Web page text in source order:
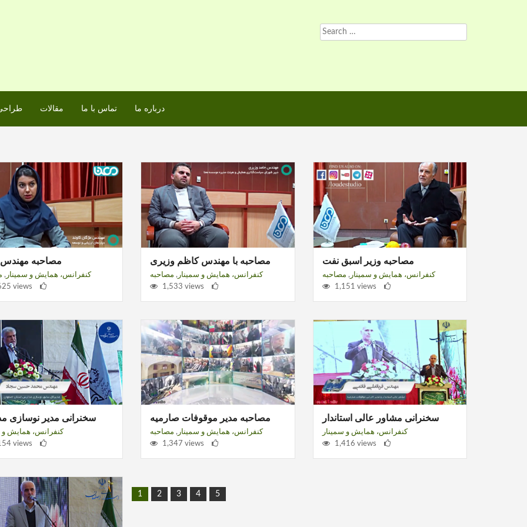
Search
for:
مقالات تماس با ما درباره ما
مصاحبه مهندس
کنفرانس، همایش و سمینار,
views
مصاحبه با مهندس کاظم وزیری
کنفرانس، همایش و سمینار , مصاحبه
1,533 views
مصاحبه وزیر اسبق نفت
کنفرانس، همایش و سمینار, مصاحبه
1,151 views
سخنرانی مدیر نوسازی
کنفرانس، همایش و
views
مصاحبه مدیر موقوفات صارمیه
کنفرانس، همایش و سمینار , مصاحبه
1,347 views
سخنرانی مشاور عالی استاندار
کنفرانس، همایش و سمینار
1,416 views
1 2 3 4 5